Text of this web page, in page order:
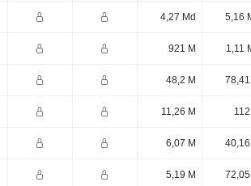
4,27 Md 5,16
921 M 1,11
48,2 M 78,41
11,26 M
6,07 M 40,16
5,19 M 72,05